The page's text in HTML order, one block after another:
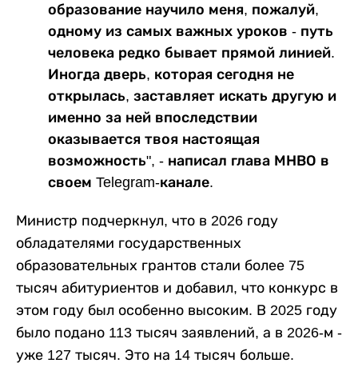
образование научило меня, пожалуй,
одному из самых важных уроков - путь
человека редко бывает прямой линией.
Иногда дверь, которая сегодня не
открылась, заставляет искать другую и
именно за ней впоследствии
оказывается твоя настоящая
возможность", - написал глава МНВО в
своем Telegram-канале.
Министр подчеркнул, что в 2026 году
обладателями государственных
образовательных грантов стали более 75
тысяч абитуриентов и добавил, что конкурс в
этом году был особенно высоким. В 2025 году
было подано 113 тысяч заявлений, а в 2026-м -
уже 127 тысяч. Это на 14 тысяч больше.